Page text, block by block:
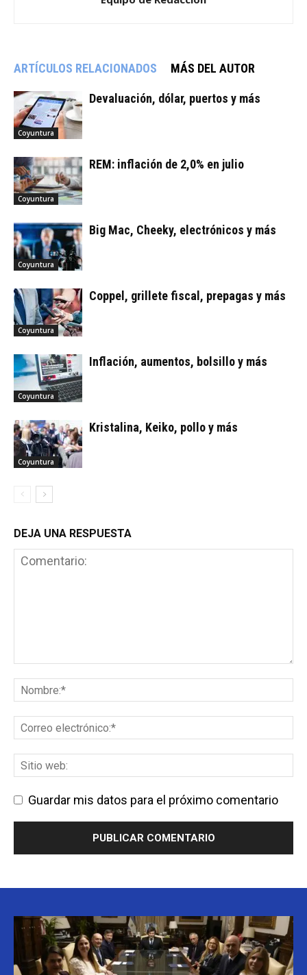
ARTÍCULOS RELACIONADOS MÁS DEL AUTOR
Coyuntura
Devaluación, dólar, puertos y más
Coyuntura
REM: inflación de 2,0% en julio
Coyuntura
Big Mac, Cheeky, electrónicos y más
Coyuntura
Coppel, grillete fiscal, prepagas y más
Coyuntura
Inflación, aumentos, bolsillo y más
Coyuntura
Kristalina, Keiko, pollo y más
DEJA UNA RESPUESTA
Guardar mis datos para el próximo comentario